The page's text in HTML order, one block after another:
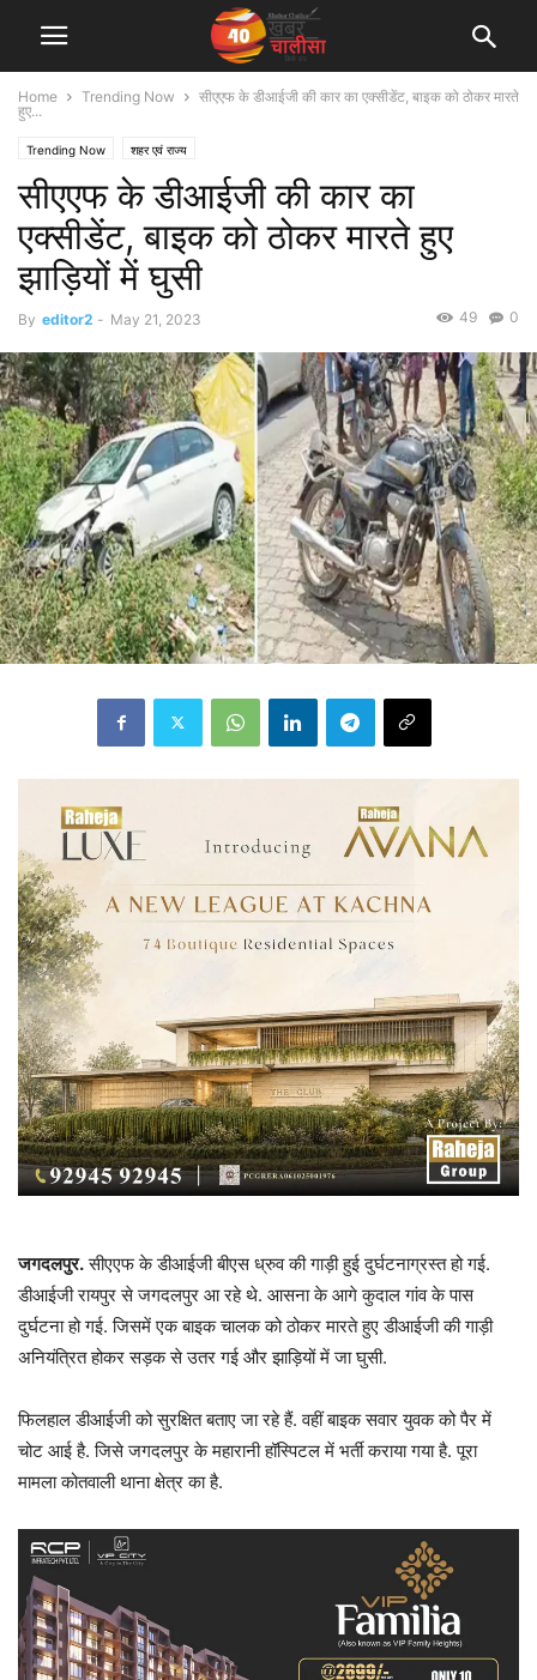
Home Trending Now
सीएएफ के डीआईजी की कार का एक्सीडेंट, बाइक को ठोकर मारते
हुए...
Trending Now शहर एवं राज्य
सीएएफ के डीआईजी की कार का
एक्सीडेंट, बाइक को ठोकर मारते हुए
झाड़ियों में घुसी
By editor2 - May 21, 2023 0
49
जगदलपुर.सीएएफ के डीआईजी बीएस ध्रुव की गाड़ी हुई दुर्घटनाग्रस्त हो गई.
डीआईजी रायपुर से जगदलपुर आ रहे थे. आसना के आगे कुदाल गांव के पास
दुर्घटना हो गई. जिसमें एक बाइक चालक को ठोकर मारते हुए डीआईजी की गाड़ी
अनियंत्रित होकर सड़क से उतर गई और झाड़ियों में जा घुसी.
फिलहाल डीआईजी को सुरक्षित बताए जा रहे हैं. वहीं बाइक सवार युवक को पैर में
चोट आई है. जिसे जगदलपुर के महारानी हॉस्पिटल में भर्ती कराया गया है. पूरा
मामला कोतवाली थाना क्षेत्र का है.